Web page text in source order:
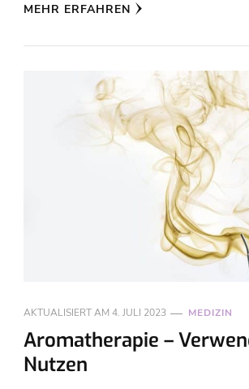
MEHR ERFAHREN
AKTUALISIERT AM 4. JULI 2023 MEDIZIN
Aromatherapie –
Nutzen